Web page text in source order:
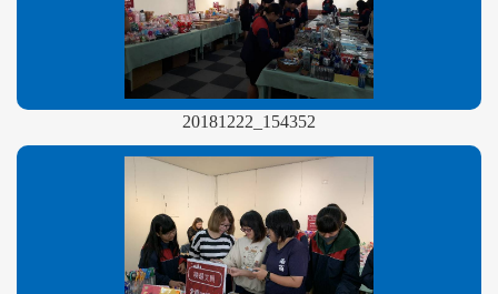
20181222_154352